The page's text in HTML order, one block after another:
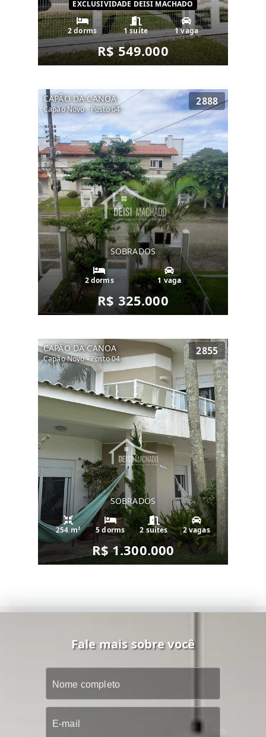
EXCLUSIVIDADE DEISI MACHADO
2 dorms 1 suíte 1 vaga
R$ 549.000
CAPÃO DA CANOA
Capão Novo - Posto 04
2888
SOBRADOS
2 dorms 1 vaga
R$ 325.000
CAPÃO DA CANOA
Capão Novo - Posto 04
2855
SOBRADOS
254 m² 5 dorms 2 suítes 2 vagas
R$ 1.300.000
Fale mais sobre você